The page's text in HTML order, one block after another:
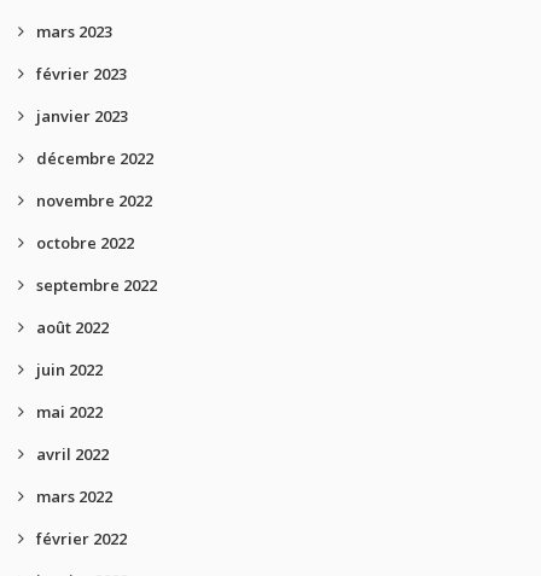
mars 2023
février 2023
janvier 2023
décembre 2022
novembre 2022
octobre 2022
septembre 2022
août 2022
juin 2022
mai 2022
avril 2022
mars 2022
février 2022